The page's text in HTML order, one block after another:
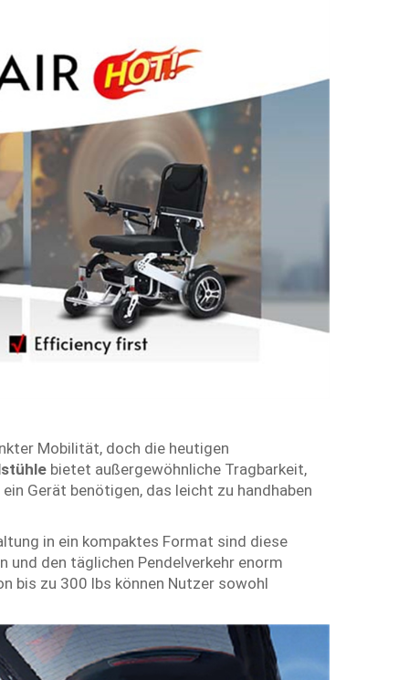
Mobilität, doch die heutigen
bietet außergewöhnliche Tragbarkeit,
Gerät benötigen, das leicht zu handhaben
in ein kompaktes Format sind diese
den täglichen Pendelverkehr enorm
bis zu 300 lbs können Nutzer sowohl